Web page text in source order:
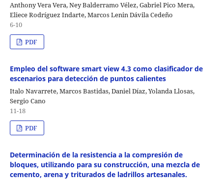
Anthony Vera Vera, Ney Balderramo Vélez, Gabriel Pico Mera,
Eliece Rodríguez Indarte, Marcos Lenin Dávila Cedeño
6-10
PDF
Empleo del software smart view 4.3 como clasificador de
escenarios para detección de puntos calientes
Italo Navarrete, Marcos Bastidas, Daniel Díaz, Yolanda Llosas,
Sergio Cano
11-18
PDF
Determinación de la resistencia a la compresión de
bloques, utilizando para su construcción, una mezcla de
cemento, arena y triturados de ladrillos artesanales.